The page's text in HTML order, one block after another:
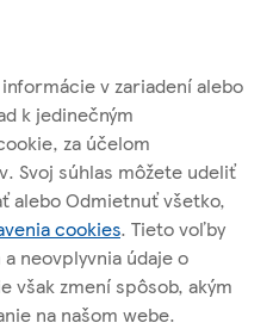
v zariadení alebo
k jedinečným
za účelom
Svoj súhlas môžete udeliť
alebo Odmietnuť všetko,
cookies. Tieto voľby
neovplyvnia údaje o
však zmení spôsob, akým
na našom webe.